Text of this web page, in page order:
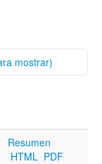
mostrar)
Resumen
HTML PDF